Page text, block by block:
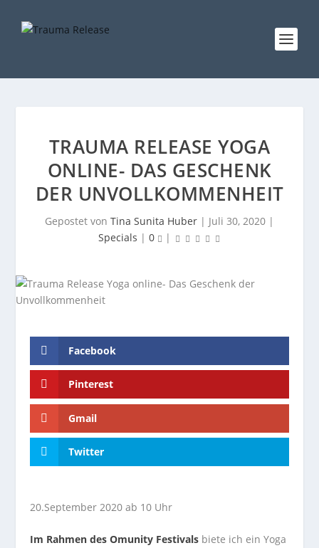
TRAUMA RELEASE YOGA
ONLINE- DAS GESCHENK
DER UNVOLLKOMMENHEIT
Gepostet von Tina Sunita Huber | Juli 30, 2020 |
Specials | 0 |
Facebook
Pinterest
Gmail
Twitter
20.September 2020 ab 10 Uhr
Im Rahmen des Omunity Festivals biete ich ein Yoga